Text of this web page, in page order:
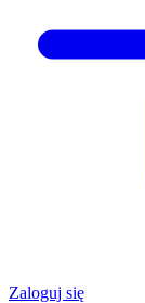
Zaloguj się